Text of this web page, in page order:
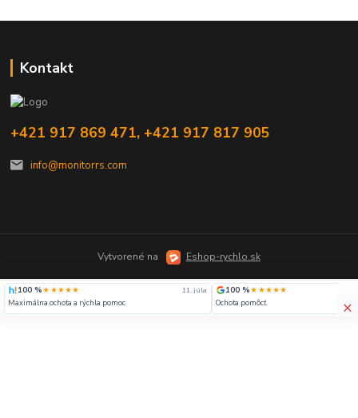
Kontakt
+421 917 869 471, +421 917 817 905
info@monitorrs.com
Vytvorené na Eshop-rychlo.sk
×
100 %★★★★★
11. júla
Maximálna ochota a rýchla pomoc
100 %★★★★★
Ochota pomôcť.